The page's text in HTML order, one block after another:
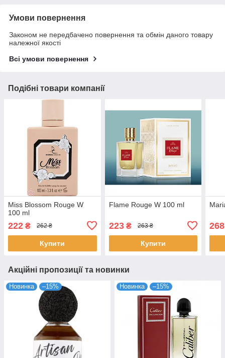
Умови повернення
Законом не передбачено повернення та обмін даного товару
належної якості
Всі умови повернення
Подібні товари компанії
Miss Blossom Rouge W
100 ml
222 ₴ 262 ₴
Купити
Flame Rouge W 100 ml
223₴ 263 ₴
Купити
268
Акційні пропозиції та новинки
Новинка –15% Новинка –15%